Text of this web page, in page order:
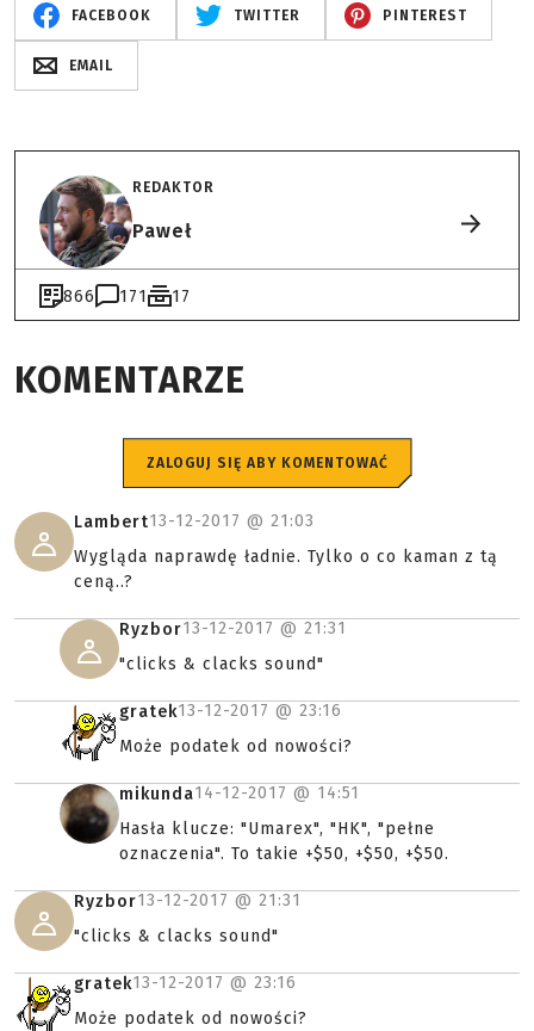
FACEBOOK TWITTER PINTEREST
EMAIL
REDAKTOR
Paweł
866 171 17
KOMENTARZE
ZALOGUJ SIĘ ABY KOMENTOWAĆ
Lambert13-12-2017 @ 21:03
Wygląda naprawdę ładnie. Tylko o co kaman z tą
ceną..?
Ryzbor13-12-2017 @ 21:31
"clicks & clacks sound"
gratek13-12-2017 @ 23:16
Może podatek od nowości?
mikunda14-12-2017 @ 14:51
Hasła klucze: "Umarex", "HK", "pełne
oznaczenia". To takie +$50, +$50, +$50.
Ryzbor13-12-2017 @ 21:31
"clicks & clacks sound"
gratek13-12-2017 @ 23:16
Może podatek od nowości?